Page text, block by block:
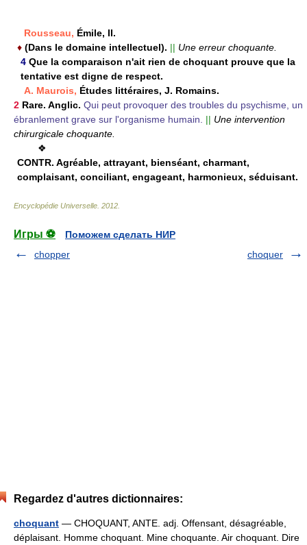
Rousseau, Émile, II.
♦ (Dans le domaine intellectuel). || Une erreur choquante.
4 Que la comparaison n'ait rien de choquant prouve que la
tentative est digne de respect.
A. Maurois, Études littéraires, J. Romains.
2 Rare. Anglic. Qui peut provoquer des troubles du psychisme, un
ébranlement grave sur l'organisme humain.
|| Une intervention
chirurgicale choquante.
❖
CONTR. Agréable, attrayant, bienséant, charmant,
complaisant, conciliant, engageant, harmonieux, séduisant.
Encyclopédie Universelle 2012
Игры ⚽
Поможем сделать НИР
chopper
choquer
Regardez d'autres dictionnaires:
choquant — CHOQUANT, ANTE. adj. Offensant, désagréable,
déplaisant. Homme choquant. Mine choquante. Air choquant. Dire